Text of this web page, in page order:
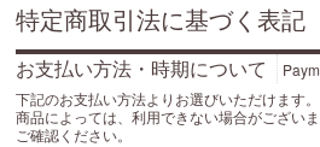
特定商取引法に基づく表記
お支払い方法・時期について
下記のお支払い方法よりお選びいただけます。
商品によっては、利用できない場合がござい
ご確認ください。